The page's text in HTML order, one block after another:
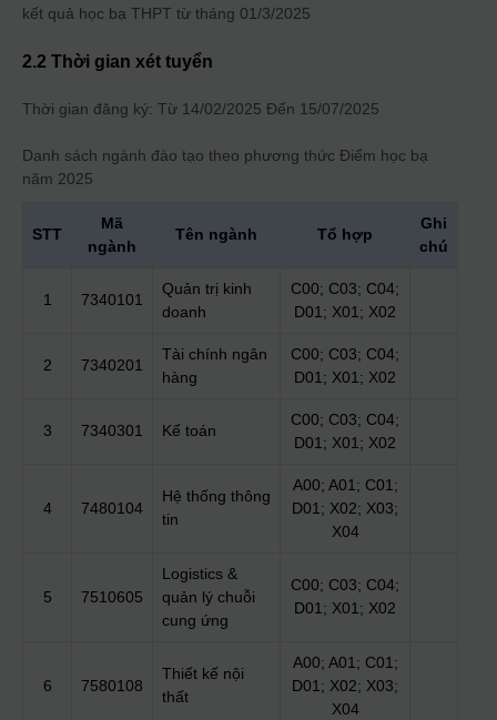
kết quả học bạ THPT từ tháng 01/3/2025
2.2 Thời gian xét tuyển
Thời gian đăng ký: Từ 14/02/2025 Đến 15/07/2025
Danh sách ngành đào tạo theo phương thức Điểm học bạ
năm 2025
STT
Mã
ngành
Tên ngành Tổ hợp
Ghi
chú
1 7340101
Quản trị kinh
doanh
C00; C03; C04;
D01; X01; X02
2 7340201
Tài chính ngân
hàng
C00; C03; C04;
D01; X01; X02
3 7340301 Kế toán
C00; C03; C04;
D01; X01; X02
4 7480104
Hệ thống thông
tin
A00; A01; C01;
D01; X02; X03;
X04
5 7510605
Logistics &
quản lý chuỗi
cung ứng
C00; C03; C04;
D01; X01; X02
6 7580108
Thiết kế nội
thất
A00; A01; C01;
D01; X02; X03;
X04